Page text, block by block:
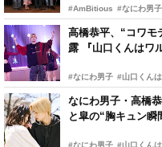
#AmBitious #なにわ男子
高橋恭平、“コワモ
露 『山口くんはワ
#なにわ男子 #山口くん
なにわ男子・高橋
と皐の“胸キュン瞬
#なにわ男子 #山口くん